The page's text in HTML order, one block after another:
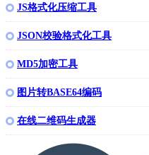
JS格式化压缩工具
JSON校验格式化工具
MD5加密工具
图片转BASE64编码
在线二维码生成器